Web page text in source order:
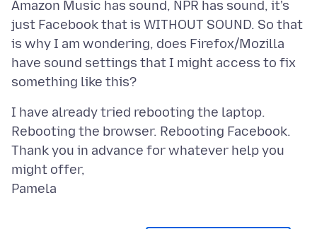
Amazon Music has sound, NPR has sound, it's
just Facebook that is WITHOUT SOUND. So that
is why I am wondering, does Firefox/Mozilla
have sound settings that I might access to fix
I have already tried rebooting the laptop.
Rebooting the browser. Rebooting Facebook.
Thank you in advance for whatever help you
might offer,